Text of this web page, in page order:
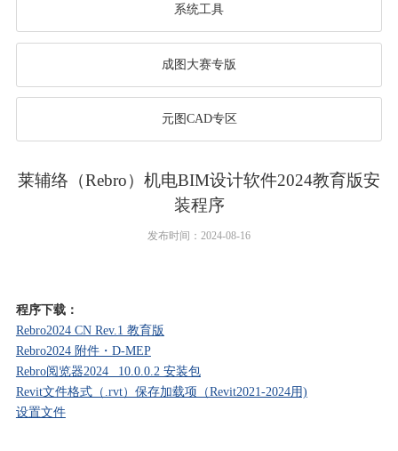
系统工具
成图大赛专版
元图CAD专区
莱辅络（Rebro）机电BIM设计软件2024教育版安
装程序
发布时间：2024-08-16
程序下载：
Rebro2024 CN Rev.1 教育版
Rebro2024 附件・D-MEP
Rebro阅览器2024_ 10.0.0.2 安装包
Revit文件格式（.rvt）保存加载项（Revit2021-2024用)
设置文件